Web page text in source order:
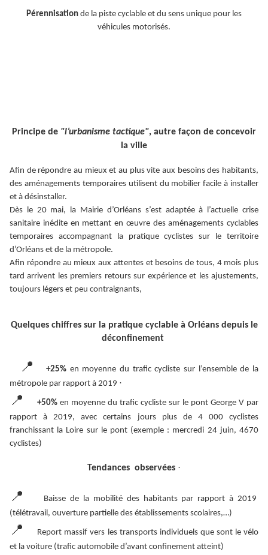
Pérennisation de la piste cyclable et du sens unique pour les
véhicules motorisés.
Principe de "l’urbanisme tactique", autre façon de concevoir
la ville
Afin de répondre au mieux et au plus vite aux besoins des habitants,
des aménagements temporaires utilisent du mobilier facile à installer
et à désinstaller.
Dès le 20 mai, la Mairie d’Orléans s’est adaptée à l’actuelle crise
sanitaire inédite en mettant en œuvre des aménagements cyclables
temporaires accompagnant la pratique cyclistes sur le territoire
d’Orléans et de la métropole.
Afin répondre au mieux aux attentes et besoins de tous, 4 mois plus
tard arrivent les premiers retours sur expérience et les ajustements,
toujours légers et peu contraignants,
Quelques chiffres sur la pratique cyclable à Orléans depuis le
déconfinement
📍 +25% en moyenne du trafic cycliste sur l’ensemble de la
métropole par rapport à 2019 ·
📍 +50% en moyenne du trafic cycliste sur le pont George V par
rapport à 2019, avec certains jours plus de 4 000 cyclistes
franchissant la Loire sur le pont (exemple : mercredi 24 juin, 4670
cyclistes)
Tendances observées ·
📍
Baisse de la mobilité des habitants par rapport à 2019
(télétravail, ouverture partielle des établissements scolaires,…)
📍
Report massif vers les transports individuels que sont le vélo
et la voiture (trafic automobile d’avant confinement atteint)